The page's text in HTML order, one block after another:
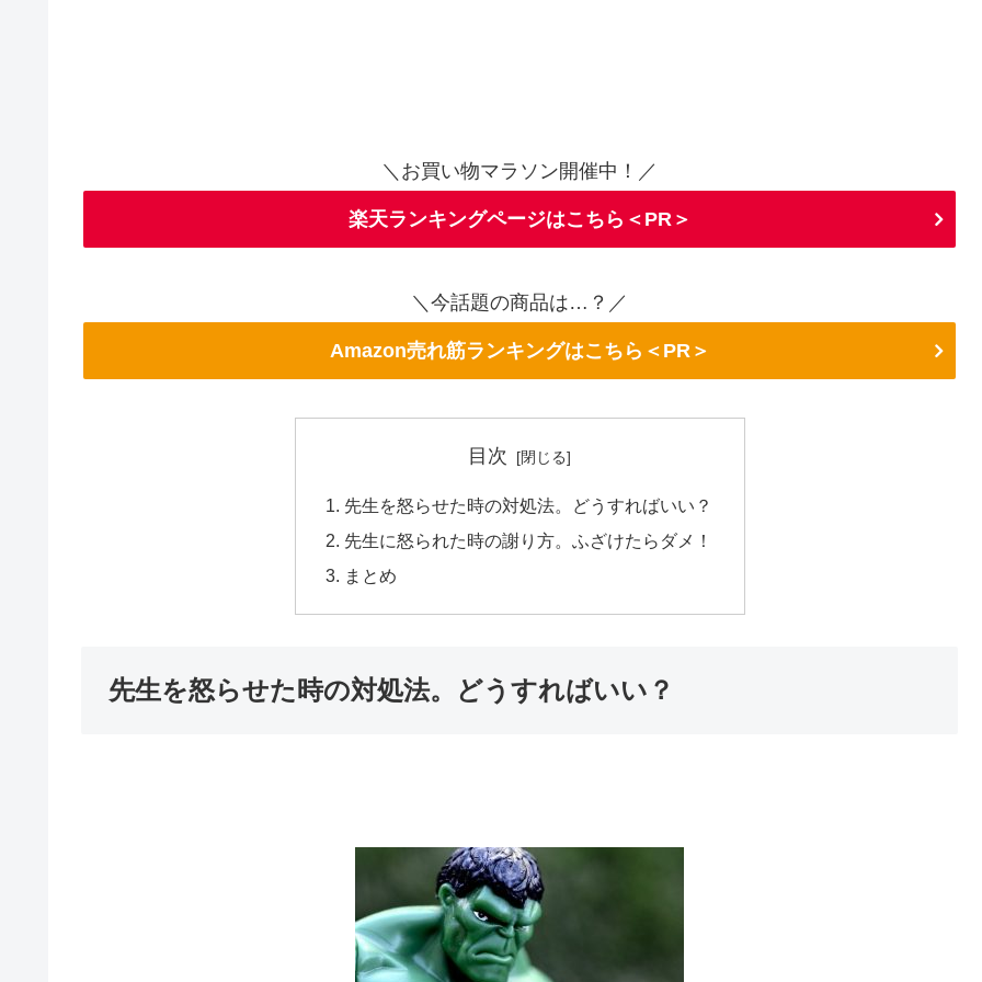
＼お買い物マラソン開催中！／
楽天ランキングページはこちら＜PR＞
＼今話題の商品は…？／
Amazon売れ筋ランキングはこちら＜PR＞
目次
先生を怒らせた時の対処法。どうすればいい？
先生に怒られた時の謝り方。ふざけたらダメ！
まとめ
先生を怒らせた時の対処法。どうすればいい？